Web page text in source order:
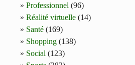
Professionnel (96)
Réalité virtuelle (14)
Santé (169)
Shopping (138)
Social (123)